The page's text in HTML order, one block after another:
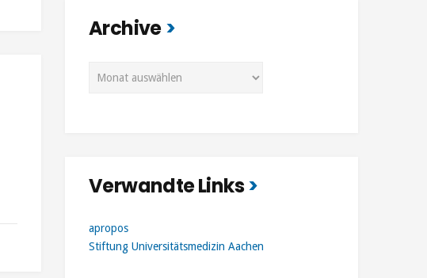
Archive
Verwandte Links
apropos
Stiftung Universitätsmedizin Aachen